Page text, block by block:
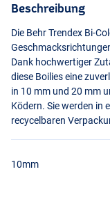
Beschreibung
Die Behr Trendex Bi-
Dank hochwertiger
diese Boilies eine
in 10 mm und 20 mm
Ködern. Sie werden in
recycelbaren
10mm